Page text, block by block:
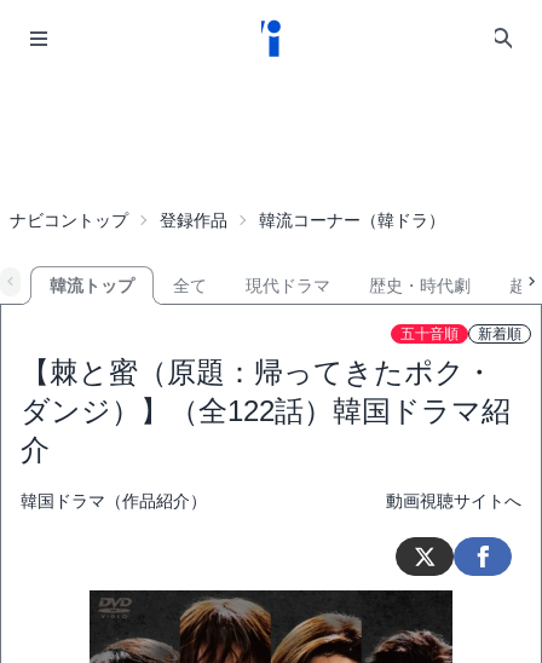
ナビコントップ 登録作品 韓流コーナー（韓ドラ）
韓流トップ 全て 現代ドラマ 歴史・時代劇 超
五十音順 新着順
【棘と蜜（原題：帰ってきたポク・
ダンジ）】（全122話）韓国ドラマ紹
介
韓国ドラマ（作品紹介） 動画視聴サイトへ